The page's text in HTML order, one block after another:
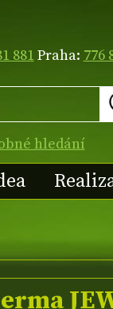
881Praha: 776
hledání